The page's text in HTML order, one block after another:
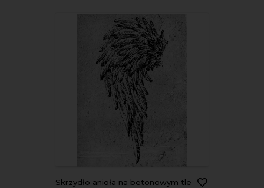
Skrzydło anioła na betonowym tle